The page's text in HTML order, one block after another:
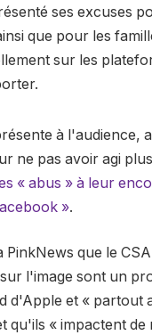
ses excuses
que pour les
sur les
à l'audience,
ne pas avoir agi
« abus » à leur
».
PinkNews que le
l'image sont un
d'Apple et « partout
qu'ils « impactent de